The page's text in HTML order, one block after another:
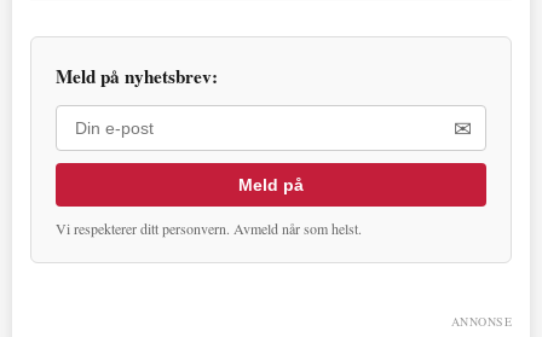
Meld på nyhetsbrev:
✉
Meld på
Vi respekterer ditt personvern. Avmeld når som helst.
ANNONSE